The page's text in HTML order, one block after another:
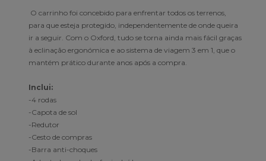
O carrinho foi concebido para enfrentar todos os terrenos,
para que esteja protegido, independentemente de onde queira
ir a seguir. Com o Oxford, tudo se torna ainda mais fácil graças
à eclinação ergonómica e ao sistema de viagem 3 em 1, que o
mantém prático durante anos após a compra.
Inclui:
-4 rodas
-Capota de sol
-Redutor
-Cesto de compras
-Barra anti-choques